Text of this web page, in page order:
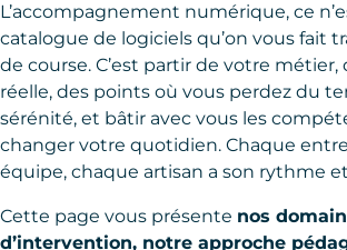
L’accompagnement numérique, ce
catalogue de logiciels qu’on vous fait
de course. C’est partir de votre
réelle, des points où vous perdez du
sérénité, et bâtir avec vous les
changer votre quotidien. Chaque
équipe, chaque artisan a son rythme
Cette page vous présente nos
d’intervention, notre approche